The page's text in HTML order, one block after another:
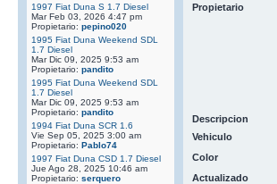
1997 Fiat Duna S 1.7 Diesel
Mar Feb 03, 2026 4:47 pm
Propietario: pepino020
1995 Fiat Duna Weekend SDL
1.7 Diesel
Mar Dic 09, 2025 9:53 am
Propietario: pandito
1995 Fiat Duna Weekend SDL
1.7 Diesel
Mar Dic 09, 2025 9:53 am
Propietario: pandito
1994 Fiat Duna SCR 1.6
Vie Sep 05, 2025 3:00 am
Propietario: Pablo74
1997 Fiat Duna CSD 1.7 Diesel
Jue Ago 28, 2025 10:46 am
Propietario: serquero
Propietario
Descripcion
Vehiculo
Color
Actualizado